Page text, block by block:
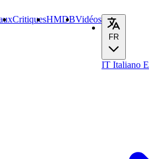
CritiquesHMDBVidéos
FR
IT Italiano